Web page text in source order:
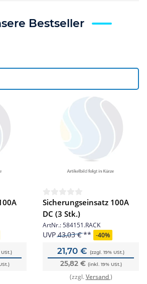
Bestseller
USt.)
Sicherungseinsatz 100A
DC (3 Stk.)
ArtNr.: 584151.RACK
UVP43,03 € -40%
21,70 € (zzgl. 19% USt.)
25,82 € (inkl. 19% USt.)
(zzgl.Versand)